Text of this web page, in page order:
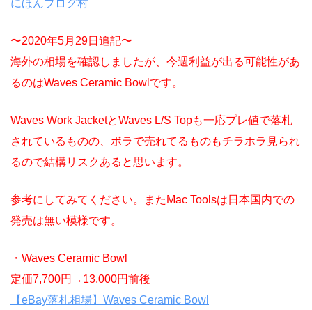
にほんブログ村
〜2020年5月29日追記〜
海外の相場を確認しましたが、今週利益が出る可能性があ
るのはWaves Ceramic Bowlです。
Waves Work JacketとWaves L/S Topも一応プレ値で落札
されているものの、ボラで売れてるものもチラホラ見られ
るので結構リスクあると思います。
参考にしてみてください。またMac Toolsは日本国内での
発売は無い模様です。
・Waves Ceramic Bowl
定価7,700円→13,000円前後
【eBay落札相場】Waves Ceramic Bowl